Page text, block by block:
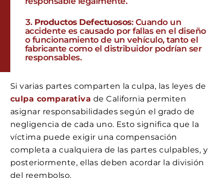
Productos Defectuosos: Cuando un
accidente es causado por fallas en el diseño
o funcionamiento de un vehículo, tanto el
fabricante como el distribuidor podrían ser
responsables.
Si varias partes comparten la culpa, las leyes de
culpa comparativa de California permiten
asignar responsabilidades según el grado de
negligencia de cada uno. Esto significa que la
víctima puede exigir una compensación
completa a cualquiera de las partes culpables, y
posteriormente, ellas deben acordar la división
del reembolso.